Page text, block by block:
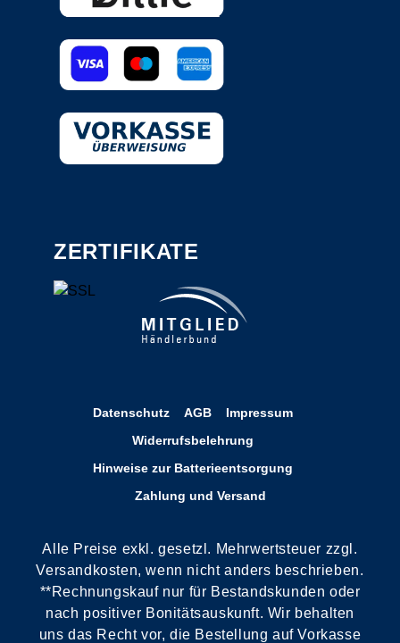
ZERTIFIKATE
Datenschutz AGB
Impressum
Widerrufsbelehrung
Hinweise zur Batterieentsorgung
Zahlung und Versand
Alle Preise exkl. gesetzl. Mehrwertsteuer zzgl.
Versandkosten, wenn nicht anders beschrieben.
**Rechnungskauf nur für Bestandskunden oder
nach positiver Bonitätsauskunft. Wir behalten
uns das Recht vor, die Bestellung auf Vorkasse